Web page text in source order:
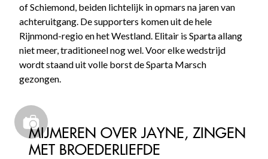
of Schiemond, beiden lichtelijk in opmars na jaren van
achteruitgang. De supporters komen uit de hele
Rijnmond-regio en het Westland. Elitair is Sparta allang
niet meer, traditioneel nog wel. Voor elke wedstrijd
wordt staand uit volle borst de Sparta Marsch
gezongen.
MIJMEREN OVER JAYNE, ZINGEN
MET BROEDERLIEFDE